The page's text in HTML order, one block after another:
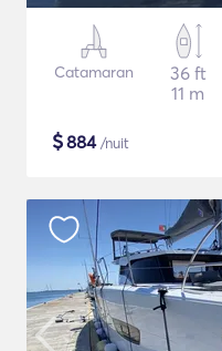
Catamaran
36 ft
11 m
$884/nuit